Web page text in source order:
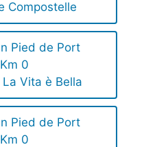
Compostelle
Pied de Port
Km 0
Vita è Bella
Pied de Port
Km 0